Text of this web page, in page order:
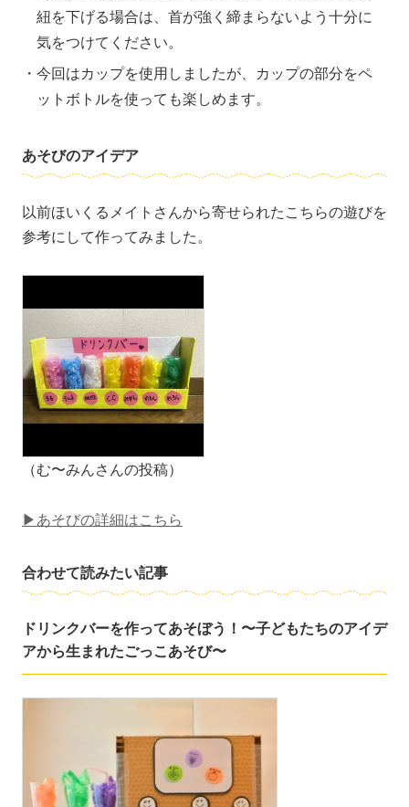
紐を下げる場合は、首が強く締まらないよう十分に
気をつけてください。
今回はカップを使用しましたが、カップの部分をペ
ットボトルを使っても楽しめます。
あそびのアイデア
以前ほいくるメイトさんから寄せられたこちらの遊びを
参考にして作ってみました。
（む〜みんさんの投稿）
▶あそびの詳細はこちら
合わせて読みたい記事
ドリンクバーを作ってあそぼう！〜子どもたちのアイデ
アから生まれたごっこあそび〜